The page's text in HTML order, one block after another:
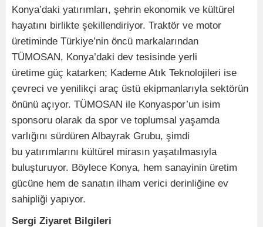
Konya’daki yatırımları, şehrin ekonomik ve kültürel
hayatını birlikte şekillendiriyor. Traktör ve motor
üretiminde Türkiye’nin öncü markalarından
TÜMOSAN, Konya’daki dev tesisinde yerli
üretime güç katarken; Kademe Atık Teknolojileri ise
çevreci ve yenilikçi araç üstü ekipmanlarıyla sektörün
önünü açıyor. TÜMOSAN ile Konyaspor’un isim
sponsoru olarak da spor ve toplumsal yaşamda
varlığını sürdüren Albayrak Grubu, şimdi
bu yatırımlarını kültürel mirasın yaşatılmasıyla
buluşturuyor. Böylece Konya, hem sanayinin üretim
gücüne hem de sanatın ilham verici derinliğine ev
sahipliği yapıyor.
Sergi Ziyaret Bilgileri